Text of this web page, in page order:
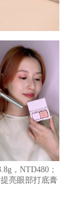
，NTD480；
亮眼部打底膏